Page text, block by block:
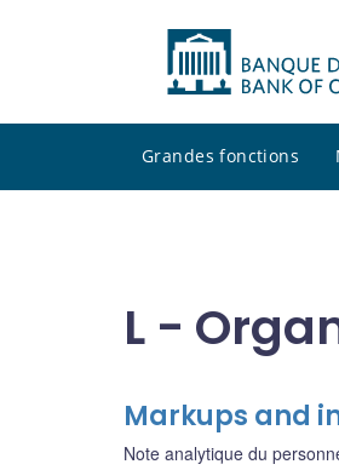
Grandes fonctions
L -
Markups and
Note analytique du